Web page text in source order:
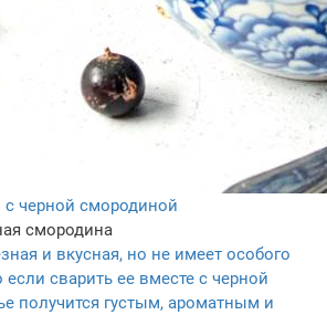
с черной смородиной
смородина
и вкусная, но не имеет особого
сварить ее вместе с черной
получится густым, ароматным и